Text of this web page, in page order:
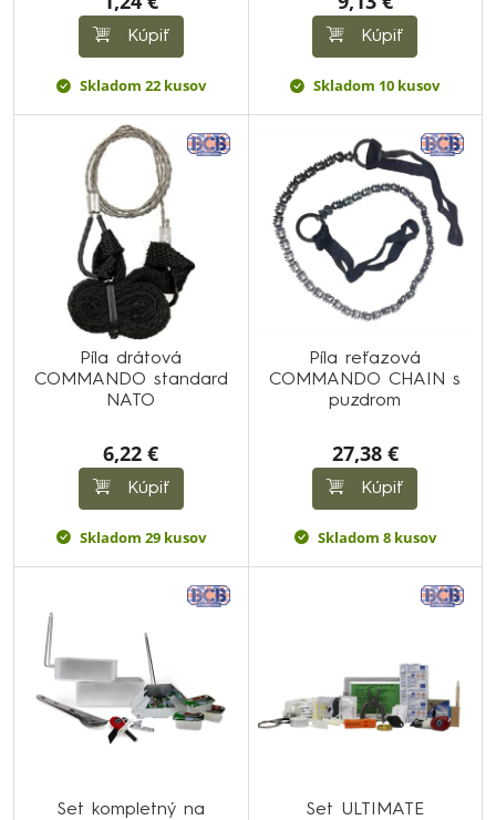
Kúpiť
Skladom 22 kusov
Kúpiť
Skladom 10 kusov
Píla drátová
COMMANDO standard
NATO
6,22 €
Kúpiť
Skladom 29 kusov
Píla reťazová
COMMANDO CHAIN s
puzdrom
27,38 €
Kúpiť
Skladom 8 kusov
Set kompletný na
Set ULTIMATE